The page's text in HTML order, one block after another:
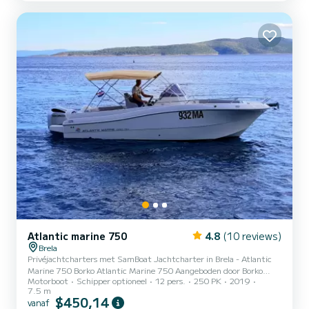
personen, een eettafel en luifel, zodat gasten kunnen ontspa...
Atlantic marine 750 4.8 (10 reviews)
Brela
Privéjachtcharters met SamBoat Jachtcharter in Brela - Atlantic
Marine 750 Borko Atlantic Marine 750 Aangeboden door Borko
Boot bestuurd door een professional - Met of zonder kapitein
Beschrijving van Borko's motorboot: Neem uw hele familie of een
groep vrienden mee op een onvergetelijke cruise rond de Makarska
Motorboot Schipper optioneel 12 pers. 250 PK
2019
7.5 m
vanaf $450,14